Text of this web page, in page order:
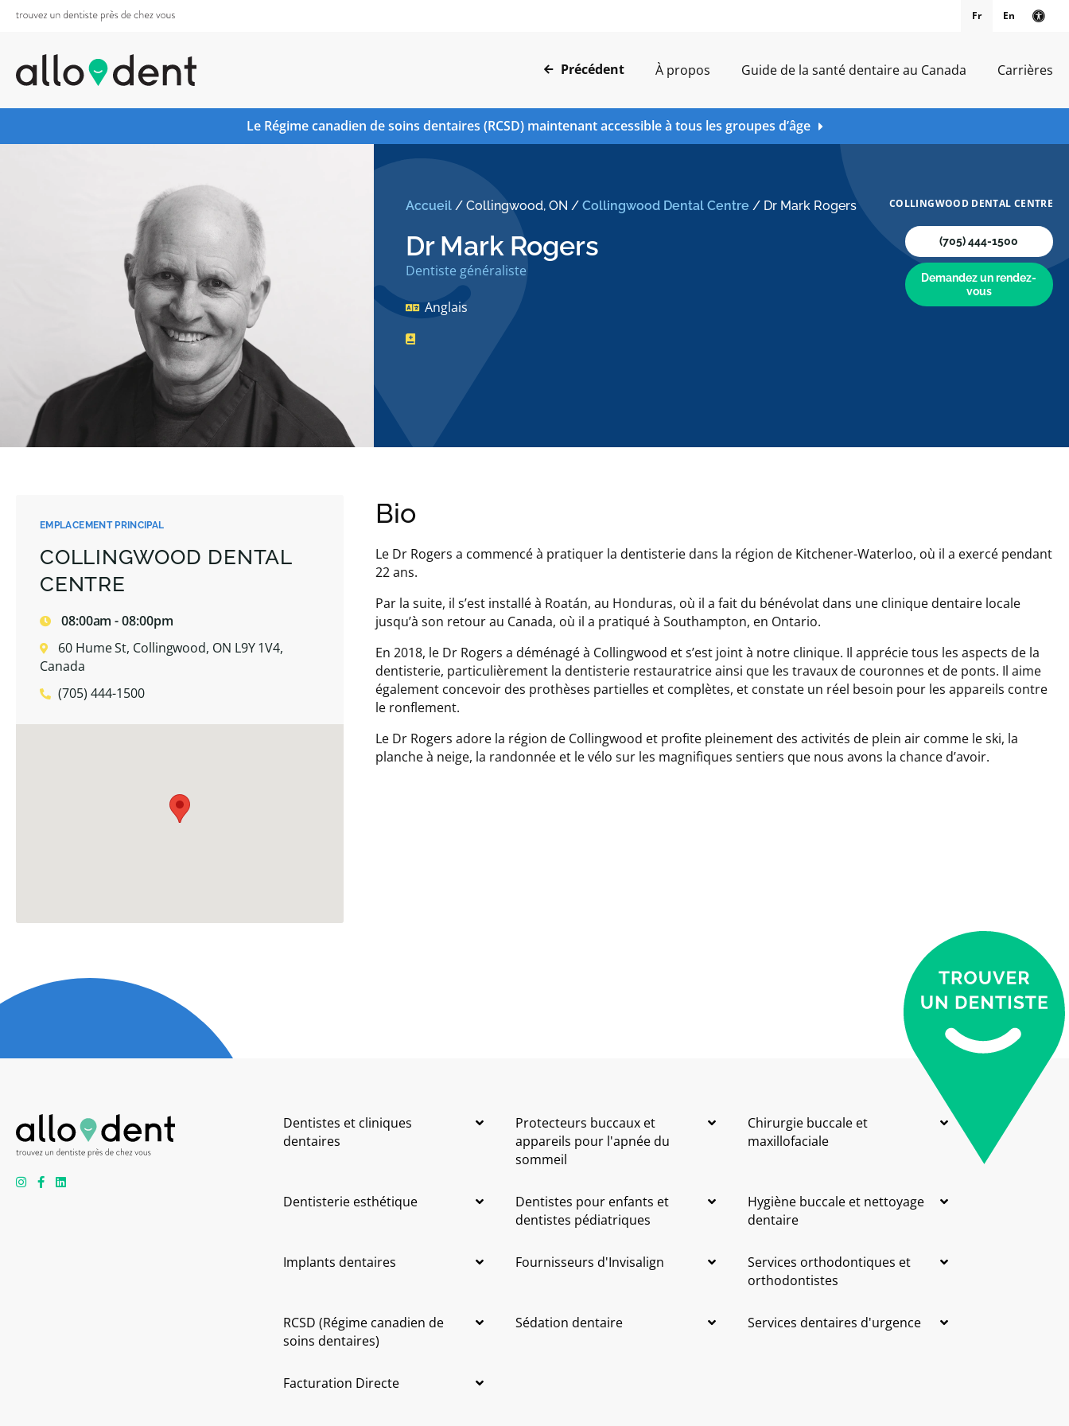
Fr En
Précédent À propos Guide de la santé dentaire au Canada Carrières
Le Régime canadien de soins dentaires (RCSD) maintenant accessible à tous les groupes d’âge
Accueil/ Collingwood, ON / Collingwood Dental Centre / Dr Mark Rogers
Dr Mark Rogers
Dentiste généraliste
Anglais
COLLINGWOOD DENTAL CENTRE
(705) 444-1500
Demandez un rendez-
vous
EMPLACEMENT PRINCIPAL
COLLINGWOOD DENTAL
CENTRE
08:00am - 08:00pm
60 Hume St, Collingwood, ON L9Y 1V4,
Canada
(705) 444-1500
Bio
Le Dr Rogers a commencé à pratiquer la dentisterie dans la région de Kitchener-Waterloo, où il a exercé pendant
22 ans.
Par la suite, il s’est installé à Roatán, au Honduras, où il a fait du bénévolat dans une clinique dentaire locale
jusqu’à son retour au Canada, où il a pratiqué à Southampton, en Ontario.
En 2018, le Dr Rogers a déménagé à Collingwood et s’est joint à notre clinique. Il apprécie tous les aspects de la
dentisterie, particulièrement la dentisterie restauratrice ainsi que les travaux de couronnes et de ponts. Il aime
également concevoir des prothèses partielles et complètes, et constate un réel besoin pour les appareils contre
le ronflement.
Le Dr Rogers adore la région de Collingwood et profite pleinement des activités de plein air comme le ski, la
planche à neige, la randonnée et le vélo sur les magnifiques sentiers que nous avons la chance d’avoir.
Dentistes et cliniques
dentaires
Protecteurs buccaux et
appareils pour l'apnée du
sommeil
Chirurgie buccale et
maxillofaciale
Dentisterie esthétique
Dentistes pour enfants et
dentistes pédiatriques
Hygiène buccale et nettoyage
dentaire
Implants dentaires Fournisseurs d'Invisalign
Services orthodontiques et
orthodontistes
RCSD (Régime canadien de
soins dentaires)
Sédation dentaire Services dentaires d'urgence
Facturation Directe